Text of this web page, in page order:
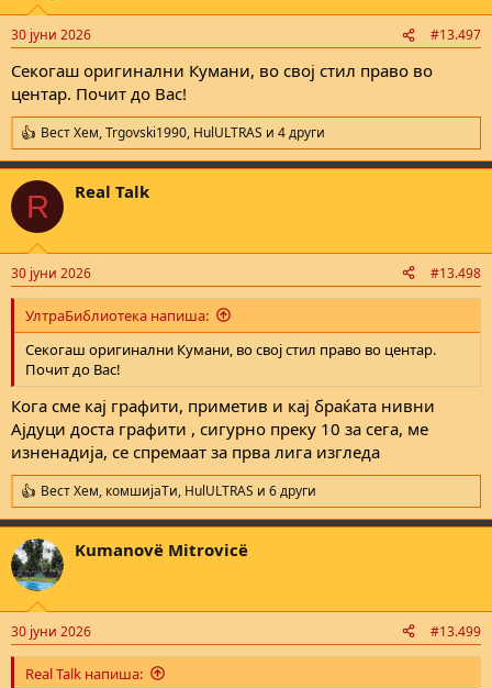
s
30 јуни 2026 #13.497
Секогаш оригинални Кумани, во свој стил право во
центар. Почит до Вас!
R
e
a
c
i
s
:
Вест Хем,Trgovski1990, HulULTRAS и 4 други
R Real Talk
30 јуни 2026 #13.498
УлтраБиблиотека напиша:
Секогаш оригинални Кумани, во свој стил право во центар.
Почит до Вас!
Кога сме кај графити, приметив и кај браќата нивни
Ајдуци доста графити , сигурно преку 10 за сега, ме
изненадија, се спремаат за прва лига изгледа
R
e
a
c
t
i
s
:
Вест Хем, комшијаTи, HulULTRAS и 6 други
Kumanovë Mitrovicë
30 јуни 2026 #13.499
Real Talk напиша: